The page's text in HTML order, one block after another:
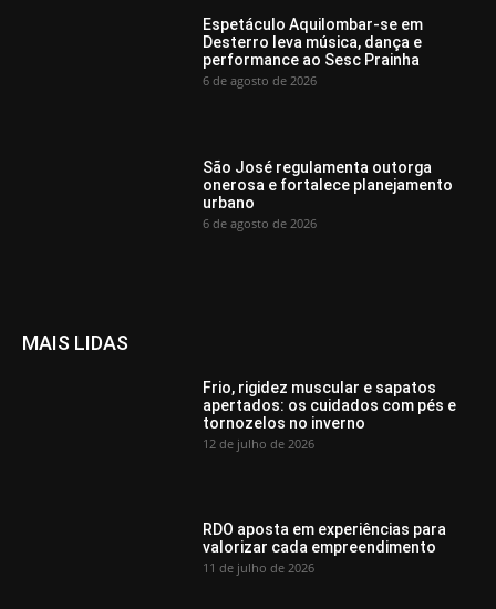
Espetáculo Aquilombar-se em
Desterro leva música, dança e
performance ao Sesc Prainha
6 de agosto de 2026
São José regulamenta outorga
onerosa e fortalece planejamento
urbano
6 de agosto de 2026
MAIS LIDAS
Frio, rigidez muscular e sapatos
apertados: os cuidados com pés e
tornozelos no inverno
12 de julho de 2026
RDO aposta em experiências para
valorizar cada empreendimento
11 de julho de 2026